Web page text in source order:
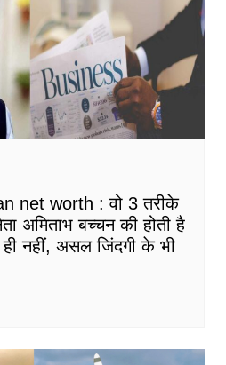
net worth : वो 3 तरीके
अमिताभ बच्चन की होती है
ही नहीं, असल जिंदगी के भी